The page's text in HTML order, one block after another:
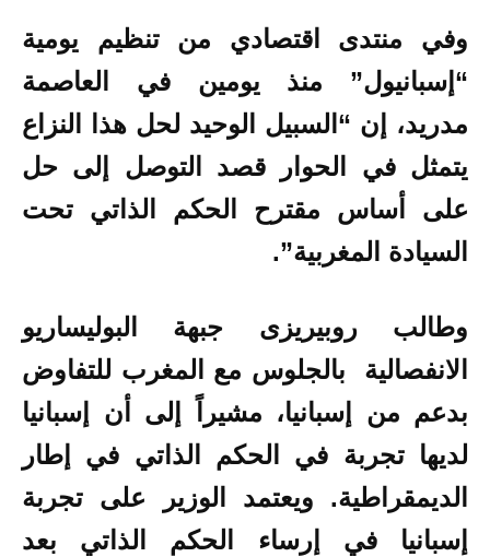
وفي منتدى اقتصادي من تنظيم يومية
“إسبانيول” منذ يومين في العاصمة
مدريد، إن “السبيل الوحيد لحل هذا النزاع
يتمثل في الحوار قصد التوصل إلى حل
على أساس مقترح الحكم الذاتي تحت
السيادة المغربية”.
وطالبروبيريزى جبهة البوليساريو
الانفصالية بالجلوس مع المغرب للتفاوض
بدعم من إسبانيا، مشيراً إلى أن إسبانيا
لديها تجربة في الحكم الذاتي في إطار
الديمقراطية. ويعتمد الوزير على تجربة
إسبانيا في إرساء الحكم الذاتي بعد